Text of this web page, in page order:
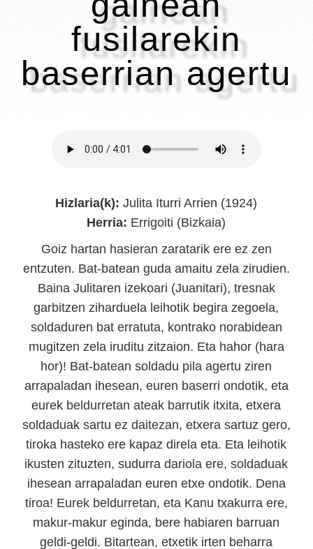
fusilarekin
baserrian agertu
Hizlaria(k): Julita Iturri Arrien (1924)
Herria: Errigoiti (Bizkaia)
Goiz hartan hasieran zaratarik ere ez zen
entzuten. Bat-batean guda amaitu zela zirudien.
Baina Julitaren izekoari (Juanitari), tresnak
garbitzen ziharduela leihotik begira zegoela,
soldaduren bat erratuta, kontrako norabidean
mugitzen zela iruditu zitzaion. Eta hahor (hara
hor)! Bat-batean soldadu pila agertu ziren
arrapaladan ihesean, euren baserri ondotik, eta
eurek beldurretan ateak barrutik itxita, etxera
soldaduak sartu ez daitezan, etxera sartuz gero,
tiroka hasteko ere kapaz direla eta. Eta leihotik
ikusten zituzten, sudurra dariola ere, soldaduak
ihesean arrapaladan euren etxe ondotik. Dena
tiroa! Eurek beldurretan, eta Kanu txakurra ere,
makur-makur eginda, bere habiaren barruan
geldi-geldi. Bitartean, etxetik irten beharra